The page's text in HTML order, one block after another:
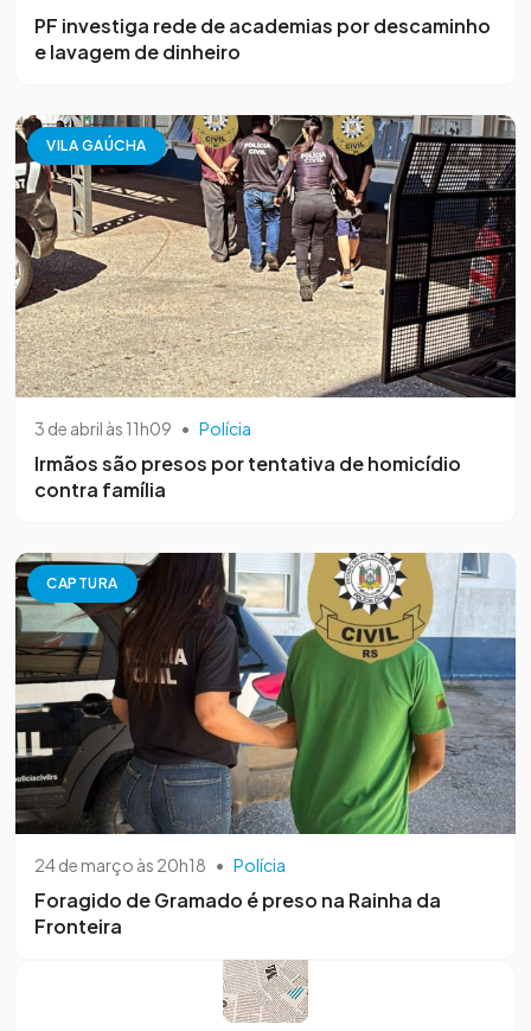
PF investiga rede de academias por descaminho
e lavagem de dinheiro
VILA GAÚCHA
3 de abril às 11h09 • Polícia
Irmãos são presos por tentativa de homicídio
contra família
CAPTURA
24 de março às 20h18 • Polícia
Foragido de Gramado é preso na Rainha da
Fronteira